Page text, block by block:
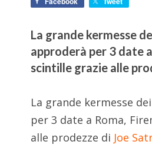
La grande kermesse
approderà per 3 date
scintille grazie alle
La grande kermesse
per 3 date a Roma,
alle prodezze di Joe